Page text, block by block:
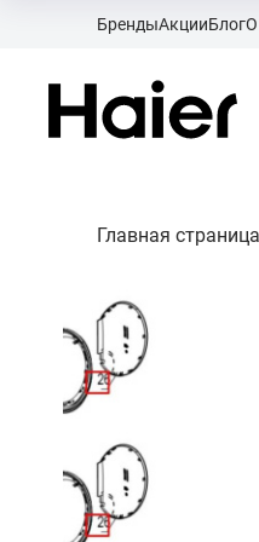
БрендыАкцииБлогО
Главная страница